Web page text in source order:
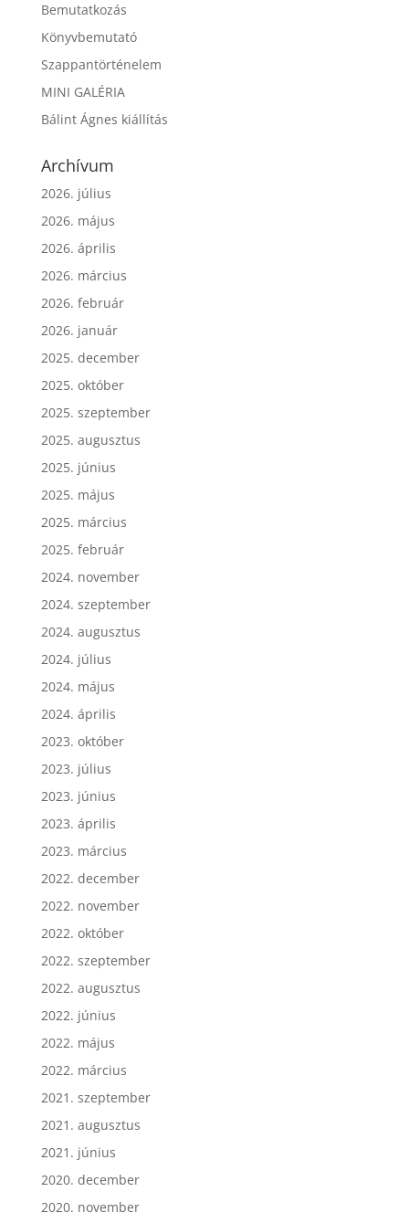
Bemutatkozás
Könyvbemutató
Szappantörténelem
MINI GALÉRIA
Bálint Ágnes kiállítás
Archívum
2026. július
2026. május
2026. április
2026. március
2026. február
2026. január
2025. december
2025. október
2025. szeptember
2025. augusztus
2025. június
2025. május
2025. március
2025. február
2024. november
2024. szeptember
2024. augusztus
2024. július
2024. május
2024. április
2023. október
2023. július
2023. június
2023. április
2023. március
2022. december
2022. november
2022. október
2022. szeptember
2022. augusztus
2022. június
2022. május
2022. március
2021. szeptember
2021. augusztus
2021. június
2020. december
2020. november